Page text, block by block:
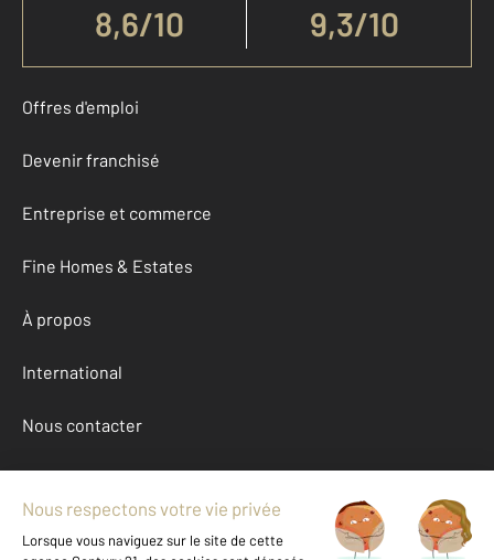
8,6/10 9,3/10
Offres d'emploi
Devenir franchisé
Entreprise et commerce
Fine Homes & Estates
À propos
International
Nous contacter
Mentions légales & CGU et Barèmes d'honoraires
Données personnelles